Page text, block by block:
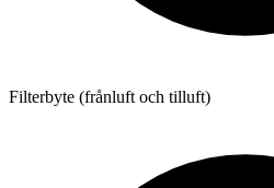
Filterbyte (frånluft och tilluft)